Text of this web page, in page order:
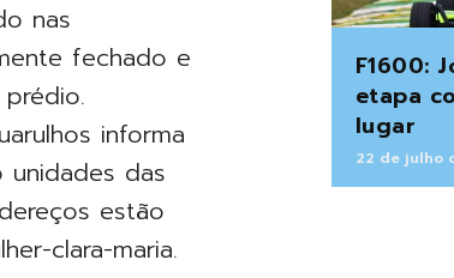
nas
fechado e
informa
das
estão
clara-maria.
F1600:
etapa
lugar
22 de julho